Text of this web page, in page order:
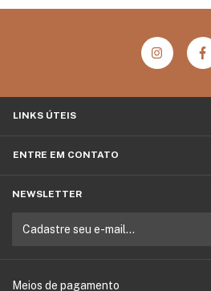
LINKS ÚTEIS
ENTRE EM CONTATO
NEWSLETTER
Meios de pagamento